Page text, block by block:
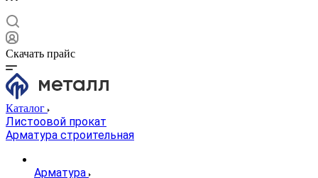
Скачать прайс
Каталог
Листоовой прокат
Арматура строительная
Арматура